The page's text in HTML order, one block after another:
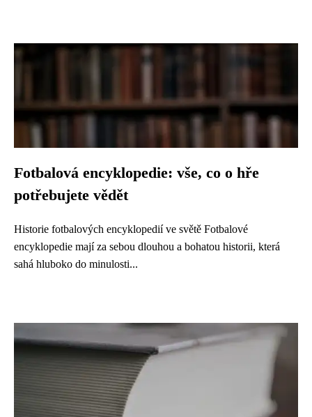
Fotbalová encyklopedie: vše, co o hře
potřebujete vědět
Historie fotbalových encyklopedií ve světě Fotbalové
encyklopedie mají za sebou dlouhou a bohatou historii, která
sahá hluboko do minulosti...